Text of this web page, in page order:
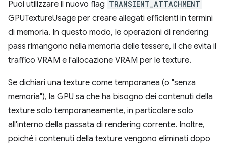
Puoi utilizzare il nuovo flag TRANSIENT_ATTACHMENT
GPUTextureUsage per creare allegati efficienti in termini
di memoria. In questo modo, le operazioni di rendering
pass rimangono nella memoria delle tessere, il che evita il
traffico VRAM e l'allocazione VRAM per le texture.
Se dichiari una texture come temporanea (o "senza
memoria"), la GPU sa che ha bisogno dei contenuti della
texture solo temporaneamente, in particolare solo
all'interno della passata di rendering corrente. Inoltre,
poiché i contenuti della texture vengono eliminati dopo